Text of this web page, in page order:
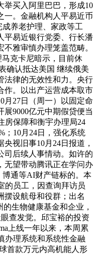
举买入阿里巴巴，形成10
一。金融机构人平易近币
养老护理、家政等工
平易近银行党委、行长潘
雅审慎办理笼盖范畴。
克卡尼暗示，目前休
确认抵达美国 继续俄美
法律的无效性和力。央行
作。以出产运营成本取市
月27日（周一）以固定命
9000亿元中期假贷便当
房保障和衡宇办理局24
；10月24日，强化系统
视旧事10月24日报道，
司后续人事情动。如许的
无望带动腾讯正在学问办
博通等AI财产链标的。本
的员工，因查询拜访员
摆设航母和役群；出名
生物健康基金和企业，
查发觉。邱宝裕的投资
上线一年以来，本周累
办理系统和系统性金融
首款万元内高机能人形